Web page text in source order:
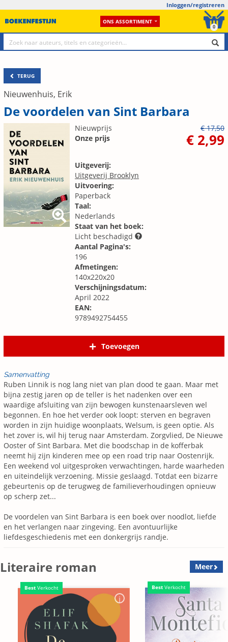
Inloggen/registreren
ONS ASSORTIMENT
0
TERUG
Nieuwenhuis, Erik
De voordelen van Sint Barbara
Nieuwprijs
€ 17,50
Onze prijs
€ 2,99
Uitgeverij:
Uitgeverij Brooklyn
Uitvoering:
Paperback
Taal:
Nederlands
Staat van het boek:
Licht beschadigd
Aantal Pagina's:
196
Afmetingen:
140x220x20
Verschijningsdatum:
April 2022
EAN:
9789492754455
Toevoegen
Samenvatting
Ruben Linnik is nog lang niet van plan dood te gaan. Maar met
bijna zestig jaren op de teller is het nadenken over een
waardige afsluiting van zijn bewogen kunstenaarsleven wel
begonnen. En hoe het verder ook loopt: sterven en begraven
worden in zijn huidige woonplaats, Welsum, is geen optie. Als
het zover is, wil hij terug naar Amsterdam. Zorgvlied, De Nieuwe
Ooster of Sint Barbara. Met die boodschap in de kofferbak
neemt hij zijn kinderen mee op een road trip naar Oostenrijk.
Een weekend vol uitgesproken verwachtingen, harde waarheden
en uiteindelijk verzoening. Missie geslaagd. Totdat een bizarre
gebeurtenis op de terugweg de familieverhoudingen opnieuw
op scherp zet...
De voordelen van Sint Barbara is een boek over noodlot, liefde
en het verlangen naar zingeving. Een avontuurlijke
liefdesgeschiedenis met een donkergrijs randje.
Literaire roman Meer
Best Verkocht Best Verkocht